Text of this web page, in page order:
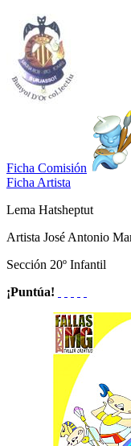
Ficha Comisión
Ficha Artista
Lema Hatsheptut
Artista José Antonio
Sección 20º Infantil
¡Puntúa!